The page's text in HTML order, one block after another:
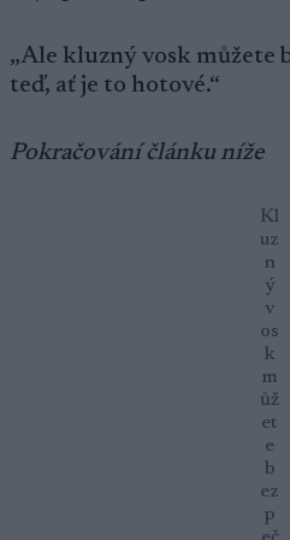
„Ale kluzný vosk můžete
teď, ať je to hotové.“
Pokračování článku níže
Kl
uz
n
ý
v
os
k
m
ůž
et
e
b
ez
p